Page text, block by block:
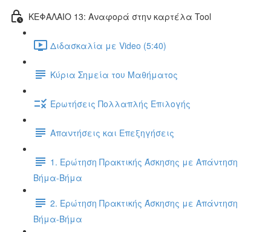
ΚΕΦΑΛΑΙΟ 13: Αναφορά στην καρτέλα Tool
Διδασκαλία με Video (5:40)
Κύρια Σημεία του Μαθήματος
Ερωτήσεις Πολλαπλής Επιλογής
Απαντήσεις και Επεξηγήσεις
1. Ερώτηση Πρακτικής Άσκησης με Απάντηση
Βήμα-Βήμα
2. Ερώτηση Πρακτικής Άσκησης με Απάντηση
Βήμα-Βήμα